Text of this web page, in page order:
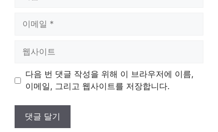
트
다음 번 댓글 작성을 위해 이 브라우저에 이름,
이메일, 그리고 웹사이트를 저장합니다.